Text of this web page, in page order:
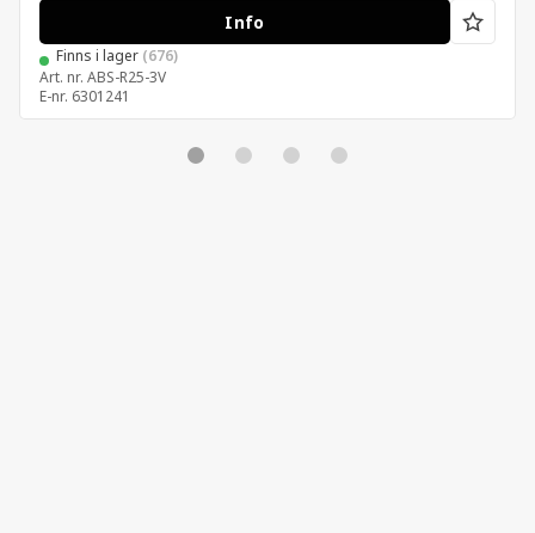
Info
Finns i lager (676)
Art. nr. ABS-R25-3V
E-nr. 6301241